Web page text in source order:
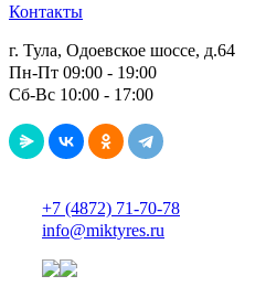
Контакты
г. Тула, Одоевское шоссе, д.64
Пн-Пт 09:00 - 19:00
Сб-Вс 10:00 - 17:00
+7 (4872) 71-70-78
info@miktyres.ru